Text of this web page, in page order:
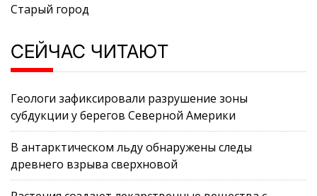
Старый город
СЕЙЧАС ЧИТАЮТ
Геологи зафиксировали разрушение зоны
субдукции у берегов Северной Америки
В антарктическом льду обнаружены следы
древнего взрыва сверхновой